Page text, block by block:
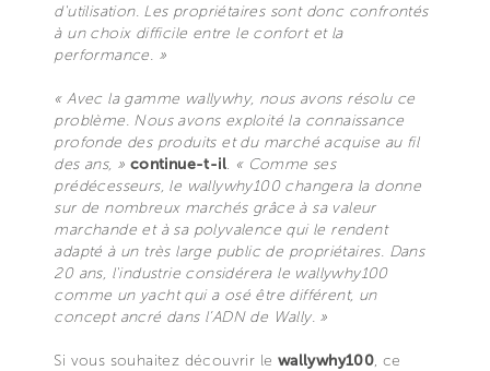
d'utilisation. Les propriétaires sont donc confrontés
à un choix difficile entre le confort et la
performance. »
« Avec la gamme wallywhy, nous avons résolu ce
problème. Nous avons exploité la connaissance
profonde des produits et du marché acquise au fil
des ans, » continue-t-il. « Comme ses
prédécesseurs, le wallywhy100 changera la donne
sur de nombreux marchés grâce à sa valeur
marchande et à sa polyvalence qui le rendent
adapté à un très large public de propriétaires. Dans
20 ans, l'industrie considérera le wallywhy100
comme un yacht qui a osé être différent, un
concept ancré dans l’ADN de Wally. »
Si vous souhaitez découvrir le wallywhy100, ce